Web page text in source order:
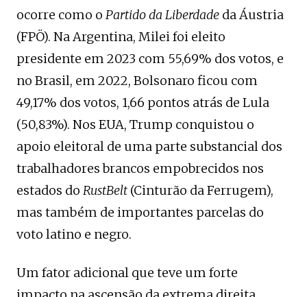
ocorre como o Partido da Liberdade da Áustria
(FPÖ). Na Argentina, Milei foi eleito
presidente em 2023 com 55,69% dos votos, e
no Brasil, em 2022, Bolsonaro ficou com
49,17% dos votos, 1,66 pontos atrás de Lula
(50,83%). Nos EUA, Trump conquistou o
apoio eleitoral de uma parte substancial dos
trabalhadores brancos empobrecidos nos
estados do RustBelt (Cinturão da Ferrugem),
mas também de importantes parcelas do
voto latino e negro.
Um fator adicional que teve um forte